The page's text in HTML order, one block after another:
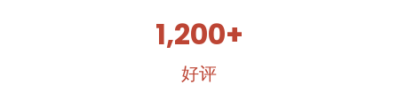
1,200+
好评